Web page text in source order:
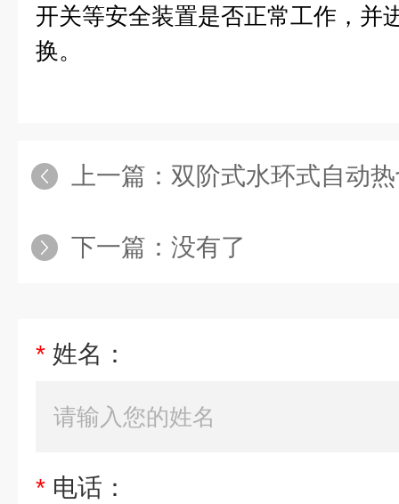
开关等安全装置是否正常工作，并
换。
上一篇： 双阶式水环式自动
下一篇：没有了
* 姓名：
* 电话：